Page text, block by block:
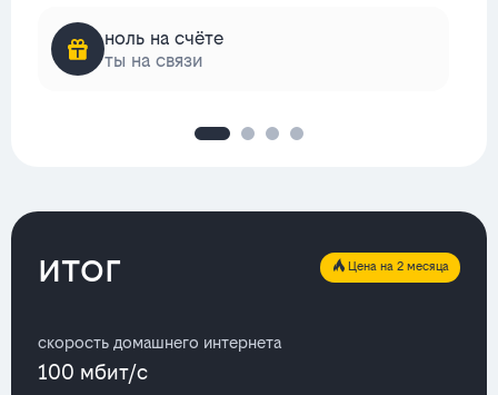
ноль на счёте
ты на связи
итог Цена на 2 месяца
скорость домашнего интернета
100 мбит/с